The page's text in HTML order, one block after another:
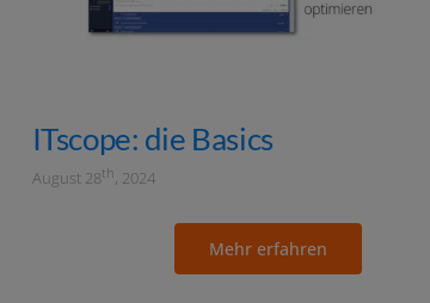
ITscope: die Basics
August 28th, 2024
Mehr erfah­ren